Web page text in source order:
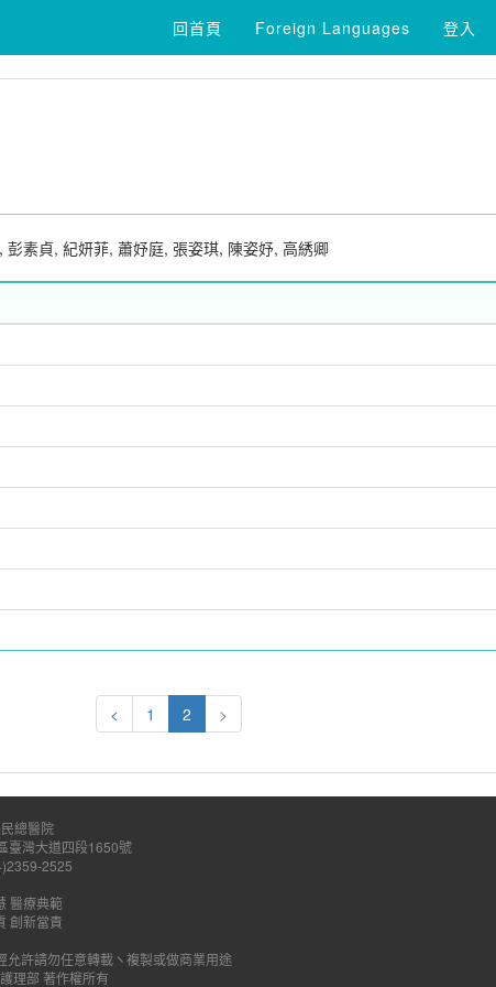
回首頁 Foreign Languages 登入
, 彭素貞, 紀妍菲, 蕭妤庭, 張姿琪, 陳姿妤, 高綉卿
< 1 2 >
總醫院
臺灣大道四段1650號
2525
醫療典範
創新當責
許請勿任意轉載ヽ複製或做商業用途
理部 著作權所有